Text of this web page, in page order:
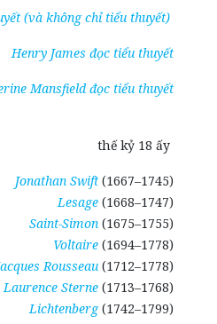
(và không chỉ tiểu thuyết)
Henry James đọc tiểu thuyết
Mansfield đọc tiểu thuyết
thế kỷ 18 ấy
Jonathan Swift(1667–1745)
Lesage(1668–1747)
Saint-Simon(1675–1755)
Voltaire(1694–1778)
Rousseau(1712–1778)
Laurence Sterne(1713–1768)
Lichtenberg(1742–1799)